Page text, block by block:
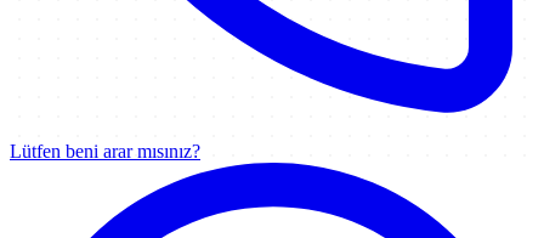
Lütfen beni arar mısınız?